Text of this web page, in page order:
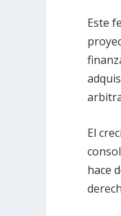
Este
El
hace